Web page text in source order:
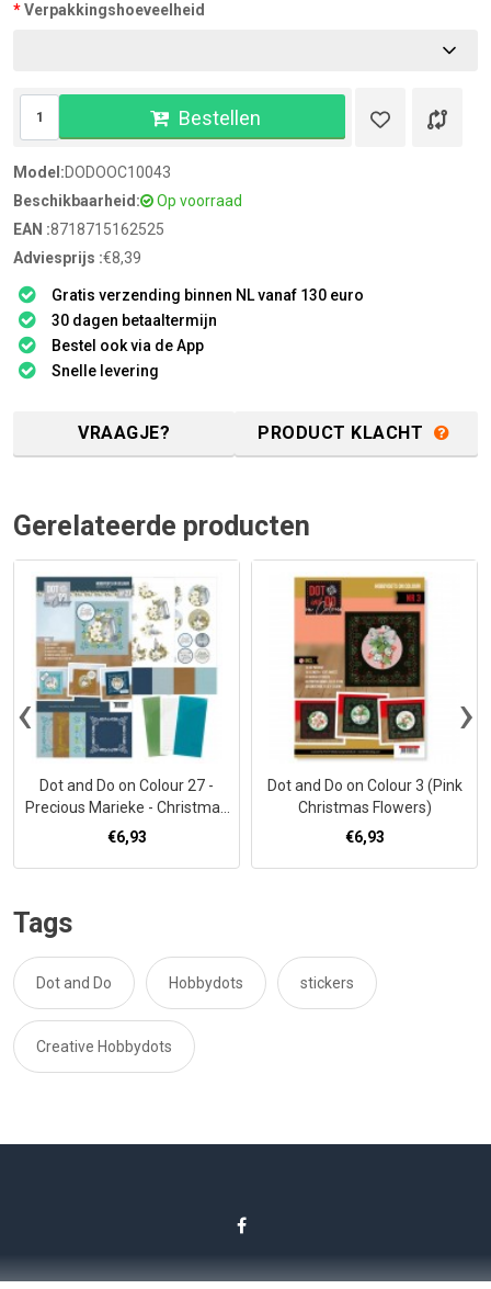
Verpakkingshoeveelheid
Bestellen
Model:DODOOC10043
Beschikbaarheid:
Op voorraad
EAN :8718715162525
Adviesprijs :€8,39
Gratis verzending binnen NL vanaf 130 euro
30 dagen betaaltermijn
Bestel ook via de App
Snelle levering
VRAAGJE? PRODUCT KLACHT
Gerelateerde producten
Dot and Do on Colour 27 -
Precious Marieke - Christmas
Blues
€6,93
Dot and Do on Colour 3 (Pink
Christmas Flowers)
€6,93
‹ ›
Tags
Dot and Do Hobbydots stickers
Creative Hobbydots